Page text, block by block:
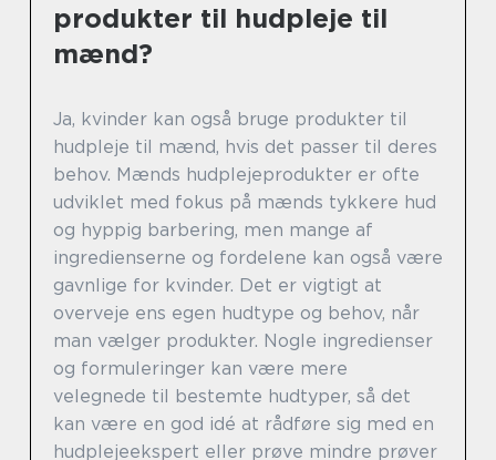
produkter til hudpleje til
mænd?
Ja, kvinder kan også bruge produkter til
hudpleje til mænd, hvis det passer til deres
behov. Mænds hudplejeprodukter er ofte
udviklet med fokus på mænds tykkere hud
og hyppig barbering, men mange af
ingredienserne og fordelene kan også være
gavnlige for kvinder. Det er vigtigt at
overveje ens egen hudtype og behov, når
man vælger produkter. Nogle ingredienser
og formuleringer kan være mere
velegnede til bestemte hudtyper, så det
kan være en god idé at rådføre sig med en
hudplejeekspert eller prøve mindre prøver